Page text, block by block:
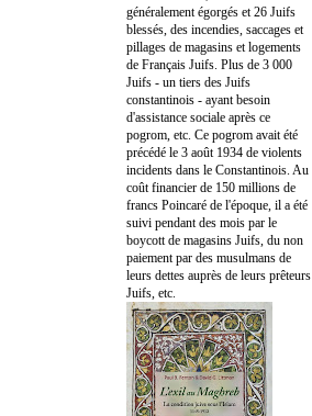
généralement égorgés et 26 Juifs
blessés, des incendies, saccages et
pillages de magasins et logements
de Français Juifs. Plus de 3 000
Juifs - un tiers des Juifs
constantinois - ayant besoin
d'assistance sociale après ce
pogrom, etc. Ce pogrom avait été
précédé le 3 août 1934 de violents
incidents dans le Constantinois. Au
coût financier de 150 millions de
francs Poincaré de l'époque, il a été
suivi pendant des mois par le
boycott de magasins Juifs, du non
paiement par des musulmans de
leurs dettes auprès de leurs prêteurs
Juifs, etc.